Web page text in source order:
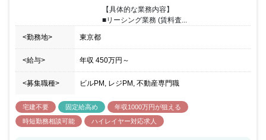
■リーシング業務 (賃料査...
<勤務地> 東京都
<給与> 年収 450万円 ～
<募集職種> ビルPM, レジPM, 不動産専門職
宅建不要 固定給高め
年収1000万円が狙える
時短勤務相談可能
ハイレイヤー対応求人